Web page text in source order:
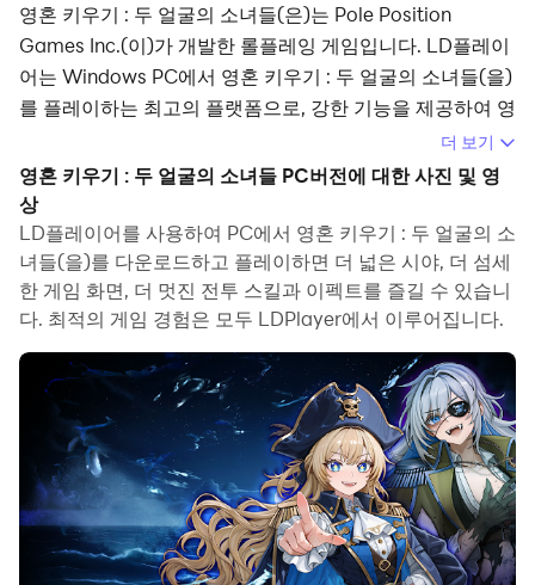
영혼 키우기 : 두 얼굴의 소녀들(은)는 Pole Position
Games Inc.(이)가 개발한 롤플레잉 게임입니다. LD플레이
어는 Windows PC에서 영혼 키우기 : 두 얼굴의 소녀들(을)
를 플레이하는 최고의 플랫폼으로, 강한 기능을 제공하여 영
혼 키우기 : 두 얼굴의 소녀들에서 몰입형 경험을 선사해 드
립니다.
컴퓨터에서 영혼 키우기 : 두 얼굴의 소녀들(을)를 플레이할
때 장시간 게임을 즐길 수 있습니다. 녹화 매크로를 사용하
여 반복되는 동작과 작업을 자동으로 실행할 수 있습니다.
이를 통해 더 빠르게 레벨업하고 파밍을 효율적으로 진행할
또한 자주 사용하는 여러 개의 명령어를 묶어서 하나의 키
입력 동작으로 작업을 단순화하거나 자동화할 수 있습니다.
한 번의 클릭으로 연타하거나 게임에서 반복적인 작업이 필
요한 경우 매크로 기능이 매우 유용합니다.
여러 계정을 육성하려면 다중 실행 및 멀티 컨트롤도 도움이
됩니다. 주 계정을 플레이하면서 부 계정을 실행하여 성장과
더 보기
영혼 키우기 : 두 얼굴의 소녀들 PC버전에 대한 사진 및 영
상
LD플레이어를 사용하여 PC에서 영혼 키우기 : 두 얼굴의 소
녀들(을)를 다운로드하고 플레이하면 더 넓은 시야, 더 섬세
한 게임 화면, 더 멋진 전투 스킬과 이펙트를 즐길 수 있습니
다. 최적의 게임 경험은 모두 LDPlayer에서 이루어집니다.